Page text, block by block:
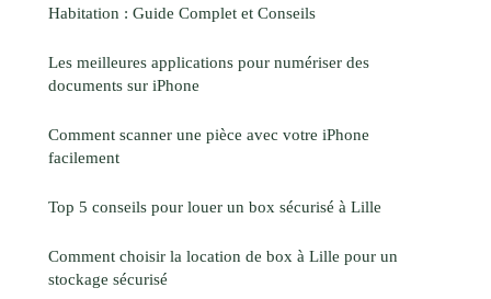
Habitation : Guide Complet et Conseils
Les meilleures applications pour numériser des
documents sur iPhone
Comment scanner une pièce avec votre iPhone
facilement
Top 5 conseils pour louer un box sécurisé à Lille
Comment choisir la location de box à Lille pour un
stockage sécurisé